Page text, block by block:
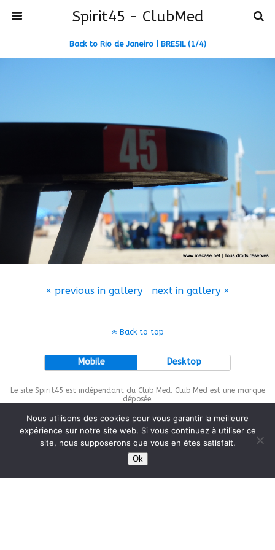
Spirit45 - ClubMed
Back to Rio de Janeiro | BRESIL (1/4)
« previous in gallery next in gallery »
Back to top
Mobile Desktop
Le site Spirit45 est indépendant du Club Med. Club Med est une marque
déposée.
This site is protected bywp-copyrightpro.com
Nous utilisons des cookies pour vous garantir la meilleure
expérience sur notre site web. Si vous continuez à utiliser ce
site, nous supposerons que vous en êtes satisfait.
Ok